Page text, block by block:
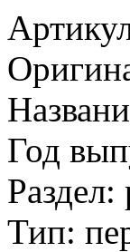
Год
Раздел:
Тип: